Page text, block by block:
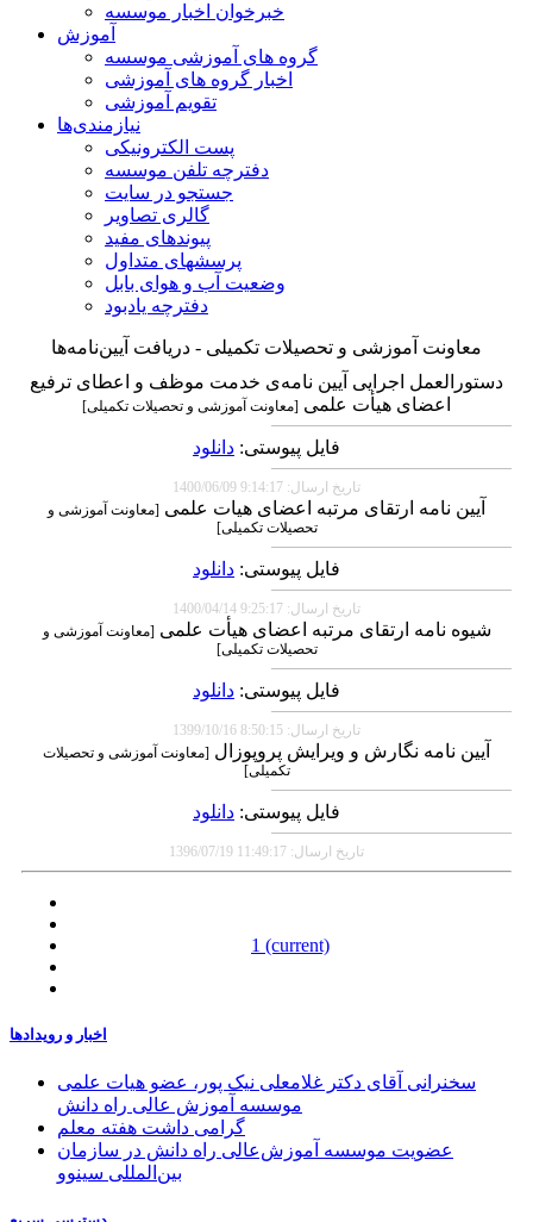
خبرخوان اخبار موسسه
آموزش
گروه های آموزشی موسسه
اخبار گروه های آموزشی
تقویم آموزشی
نیازمندی‌ها
پست الکترونیکی
دفترچه تلفن موسسه
جستجو در سایت
گالری تصاویر
پیوندهای مفید
پرسشهای متداول
وضعیت آب و هوای بابل
دفترچه یادبود
معاونت آموزشی و تحصیلات تکمیلی - دریافت آیین‌نامه‌ها
دستورالعمل اجرایی آیین نامه‌ی خدمت موظف و اعطای ترفیع
اعضای هیأت علمی [معاونت آموزشی و تحصیلات تکمیلی]
فایل پیوستی: دانلود
تاریخ ارسال: 9:14:17 1400/06/09
آیین نامه ارتقای مرتبه اعضای هیات علمی [معاونت آموزشی و
تحصیلات تکمیلی]
فایل پیوستی: دانلود
تاریخ ارسال: 9:25:17 1400/04/14
شیوه نامه ارتقای مرتبه اعضای هیأت علمی[معاونت آموزشی و
تحصیلات تکمیلی]
فایل پیوستی: دانلود
تاریخ ارسال: 8:50:15 1399/10/16
آیین نامه نگارش و ویرایش پروپوزال [معاونت آموزشی و تحصیلات
تکمیلی]
فایل پیوستی: دانلود
تاریخ ارسال: 11:49:17 1396/07/19
1 (current)
اخبار و رویدادها
سخنرانی آقای دکتر غلامعلی نیک پور، عضو هیات علمی
موسسه آموزش عالی راه دانش
گرامی داشت هفته معلم
عضویت موسسه آموزش‌عالی راه دانش در سازمان
بین‌المللی سینوو